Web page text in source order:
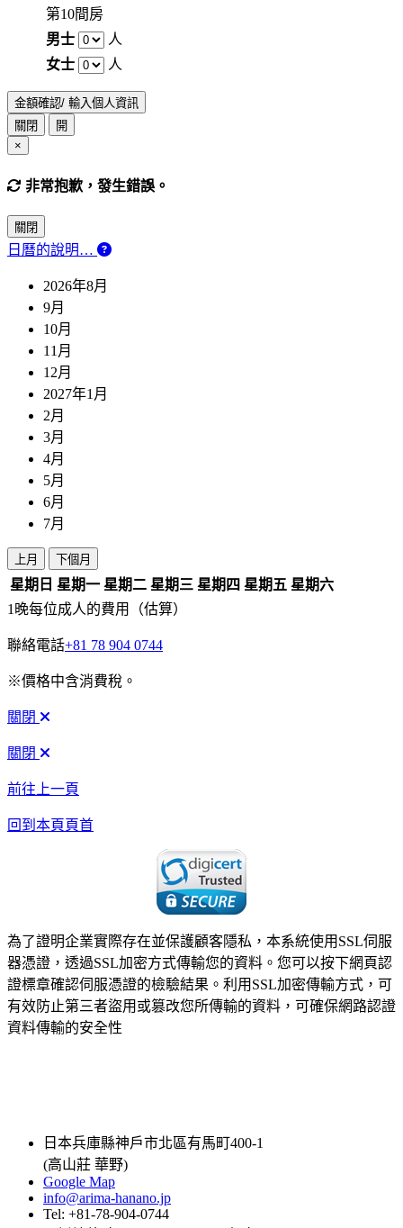
第10間房
男士
人
女士
人
金額確認/ 輸入個人資訊
關閉
開
×
非常抱歉，發生錯誤。
關閉
日曆的說明…
2026年8月
9月
10月
11月
12月
2027年1月
2月
3月
4月
5月
6月
7月
上月 下個月
星期日 星期一 星期二 星期三 星期四 星期五 星期六
1晚每位成人的費用（估算）
聯絡電話+81 78 904 0744
※價格中含消費稅。
關閉
關閉
前往上一頁
回到本頁頁首
為了證明企業實際存在並保護顧客隱私，本系統使用SSL伺服
器憑證，透過SSL加密方式傳輸您的資料。您可以按下網頁認
證標章確認伺服憑證的檢驗結果。利用SSL加密傳輸方式，可
有效防止第三者盜用或篡改您所傳輸的資料，可確保網路認證
資料傳輸的安全性
日本兵庫縣神戶市北區有馬町400-1
(高山莊 華野)
Google Map
info@arima-hanano.jp
Tel: +81-78-904-0744